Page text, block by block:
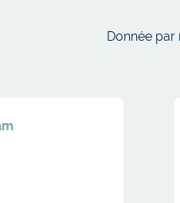
Donnée
bonnet 30 cm - SOMEO